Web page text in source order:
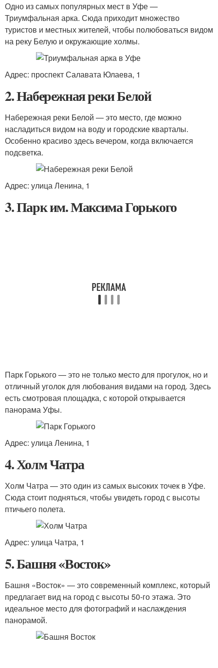
Одно из самых популярных мест в Уфе —
Триумфальная арка. Сюда приходит множество
туристов и местных жителей, чтобы полюбоваться видом
на реку Белую и окружающие холмы.
Адрес: проспект Салавата Юлаева, 1
2. Набережная реки Белой
Набережная реки Белой — это место, где можно
насладиться видом на воду и городские кварталы.
Особенно красиво здесь вечером, когда включается
подсветка.
Адрес: улица Ленина, 1
3. Парк им. Максима Горького
Парк Горького — это не только место для прогулок, но и
отличный уголок для любования видами на город. Здесь
есть смотровая площадка, с которой открывается
панорама Уфы.
Адрес: улица Ленина, 1
4. Холм Чатра
Холм Чатра — это один из самых высоких точек в Уфе.
Сюда стоит подняться, чтобы увидеть город с высоты
птичьего полета.
Адрес: улица Чатра, 1
5. Башня «Восток»
Башня «Восток» — это современный комплекс, который
предлагает вид на город с высоты 50-го этажа. Это
идеальное место для фотографий и наслаждения
панорамой.